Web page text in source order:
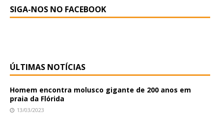
SIGA-NOS NO FACEBOOK
ÚLTIMAS NOTÍCIAS
Homem encontra molusco gigante de 200 anos em
praia da Flórida
13/03/2023